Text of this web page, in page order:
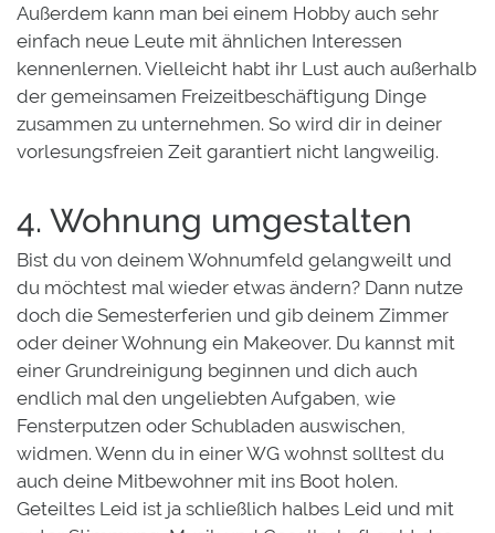
Außerdem kann man bei einem Hobby auch sehr
einfach neue Leute mit ähnlichen Interessen
kennenlernen. Vielleicht habt ihr Lust auch außerhalb
der gemeinsamen Freizeitbeschäftigung Dinge
zusammen zu unternehmen. So wird dir in deiner
vorlesungsfreien Zeit garantiert nicht langweilig.
4. Wohnung umgestalten
Bist du von deinem Wohnumfeld gelangweilt und
du möchtest mal wieder etwas ändern? Dann nutze
doch die Semesterferien und gib deinem Zimmer
oder deiner Wohnung ein Makeover. Du kannst mit
einer Grundreinigung beginnen und dich auch
endlich mal den ungeliebten Aufgaben, wie
Fensterputzen oder Schubladen auswischen,
widmen. Wenn du in einer WG wohnst solltest du
auch deine Mitbewohner mit ins Boot holen.
Geteiltes Leid ist ja schließlich halbes Leid und mit